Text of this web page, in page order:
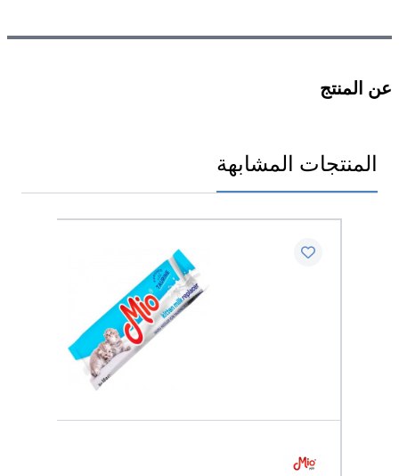
عن المنتج
المنتجات المشابهة